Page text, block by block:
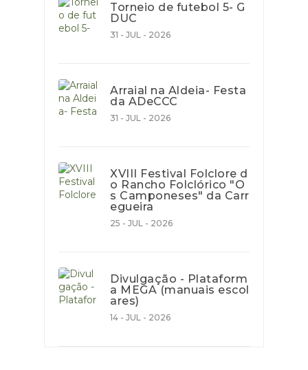
Torneio de futebol 5- G
DUC
31 - JUL - 2026
Arraial na Aldeia- Festa
da ADeCCC
31 - JUL - 2026
XVIII Festival Folclore d
o Rancho Folclórico "O
s Camponeses" da Carr
egueira
25 - JUL - 2026
Divulgação - Plataform
a MEGA (manuais escol
ares)
14 - JUL - 2026